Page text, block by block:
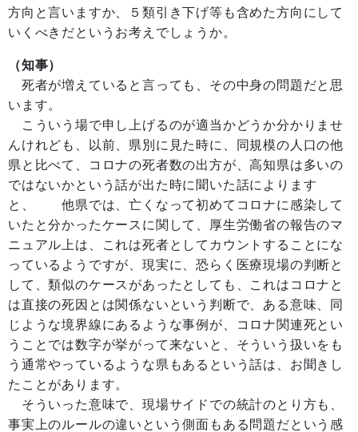
方向と言いますか、５類引き下げ等も含めた方向にして
いくべきだというお考えでしょうか。
（知事）
死者が増えていると言っても、その中身の問題だと思
います。
こういう場で申し上げるのが適当かどうか分かりませ
んけれども、以前、県別に見た時に、同規模の人口の他
県と比べて、コロナの死者数の出方が、高知県は多いの
ではないかという話が出た時に聞いた話によります
と、 他県では、亡くなって初めてコロナに感染して
いたと分かったケースに関して、厚生労働省の報告のマ
ニュアル上は、これは死者としてカウントすることにな
っているようですが、現実に、恐らく医療現場の判断と
して、類似のケースがあったとしても、これはコロナと
は直接の死因とは関係ないという判断で、ある意味、同
じような境界線にあるような事例が、コロナ関連死とい
うことでは数字が挙がって来ないと、そういう扱いをも
う通常やっているような県もあるという話は、お聞きし
たことがあります。
そういった意味で、現場サイドでの統計のとり方も、
事実上のルールの違いという側面もある問題だという感